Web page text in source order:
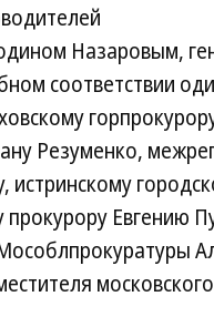
Назаровым,
соответствии
Резуменко,
истринскому
прокурору Евгению